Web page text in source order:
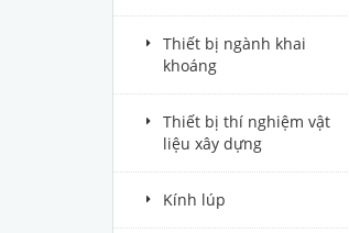
Thiết bị ngành khai
khoáng
Thiết bị thí nghiệm vật
liệu xây dựng
Kính lúp